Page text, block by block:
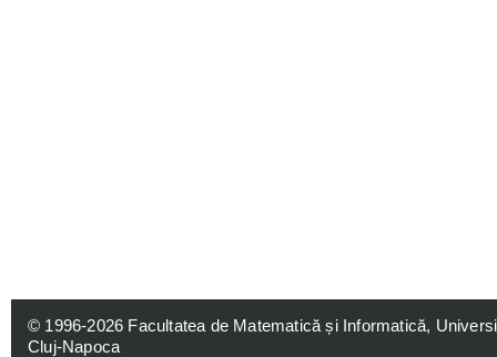
© 1996-2026 Facultatea de Matematică și Informatică,
Cluj-Napoca